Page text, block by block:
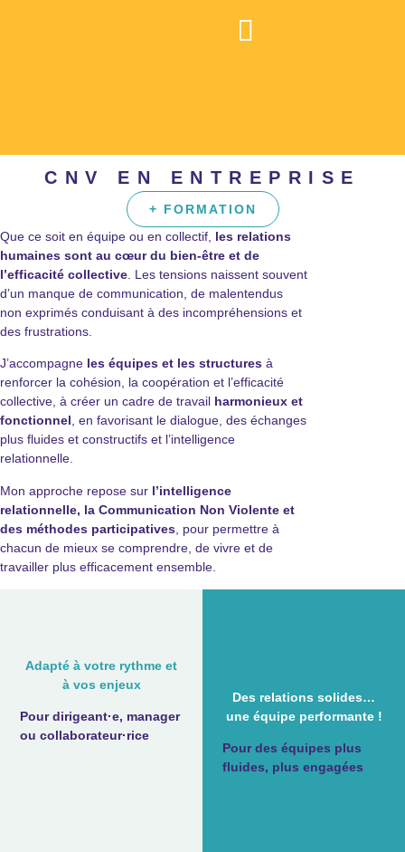
CNV EN ENTREPRISE
Que ce soit en équipe ou en collectif, les relations
humaines sont au cœur du bien-être et de
l’efficacité collective . Les tensions naissent souvent
d’un manque de communication, de malentendus
non exprimés conduisant à des incompréhensions et
des frustrations.
J’accompagne les équipes et les structures à
renforcer la cohésion, la coopération et l’efficacité
collective, à créer un cadre de travail harmonieux et
fonctionnel , en favorisant le dialogue, des échanges
plus fluides et constructifs et l’intelligence
relationnelle.
Mon approche repose sur l’intelligence
relationnelle, la Communication Non Violente et
des méthodes participatives , pour permettre à
chacun de mieux se comprendre, de vivre et de
travailler plus efficacement ensemble.
+ FORMATION
Adapté à votre rythme et
à vos enjeux
Pour dirigeant·e, manager
ou collaborateur·rice
Des relations solides…
une équipe performante !
Pour des équipes plus
fluides, plus engagées